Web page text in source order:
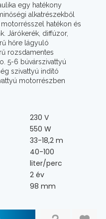
egy hatékony
alkatrészekből
hatékon és
Járókerék, diffúzor,
hőre lágyuló
rozsdamentes
5-6 búvárszivattyú
szivattyú indító
motorrészben
230 V
550 W
33-18,2 m
40-100
liter/perc
2 év
98 mm